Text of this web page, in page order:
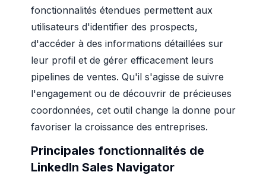
fonctionnalités étendues permettent aux
utilisateurs d'identifier des prospects,
d'accéder à des informations détaillées sur
leur profil et de gérer efficacement leurs
pipelines de ventes. Qu'il s'agisse de suivre
l'engagement ou de découvrir de précieuses
coordonnées, cet outil change la donne pour
favoriser la croissance des entreprises.
Principales fonctionnalités de
LinkedIn Sales Navigator